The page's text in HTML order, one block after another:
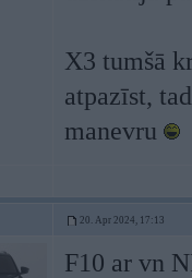
X3 tumšā
atpazīst,
manevru
20. Apr 2024, 17:13
F10 ar vn